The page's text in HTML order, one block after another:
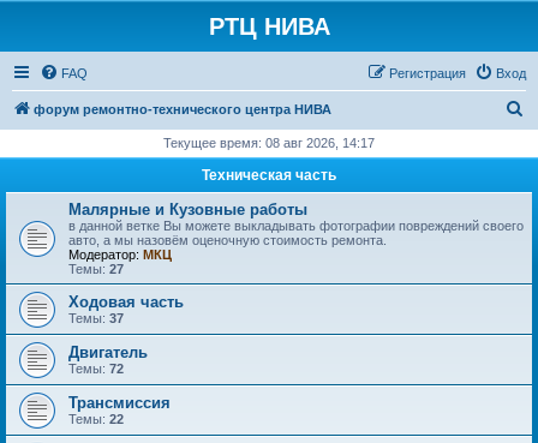
РТЦ НИВА
FAQ Вход
Регистрация
форум ремонтно-технического центра НИВА
с
Текущее время: 08 авг 2026, 14:17
Техническая часть
Малярные и Кузовные работы
в данной ветке Вы можете выкладывать фотографии повреждений своего
авто, а мы назовём оценочную стоимость ремонта.
Модератор: МКЦ
Темы: 27
Ходовая часть
Темы: 37
Двигатель
Темы: 72
Трансмиссия
Темы: 22